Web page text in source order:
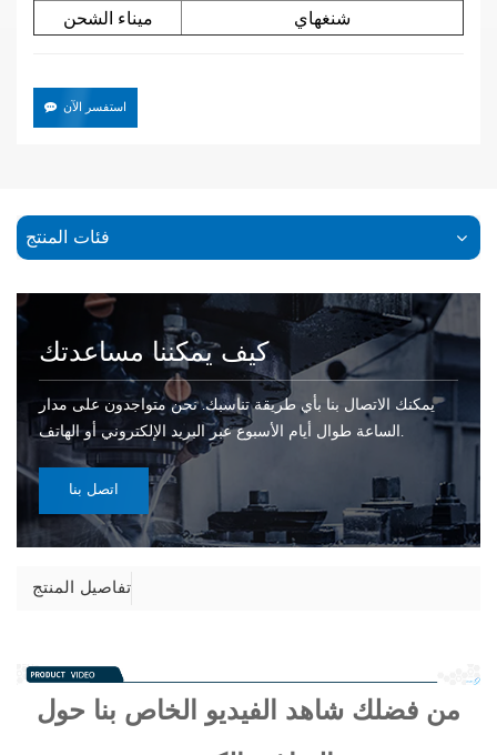
ميناء الشحن
شنغهاي
استفسر الآن
فئات المنتج
كيف يمكننا مساعدتك
يمكنك الاتصال بنا بأي طريقة تناسبك. نحن متواجدون على مدار
الساعة طوال أيام الأسبوع عبر البريد الإلكتروني أو الهاتف.
اتصل بنا
تفاصيل المنتج
من فضلك شاهد الفيديو الخاص بنا حول